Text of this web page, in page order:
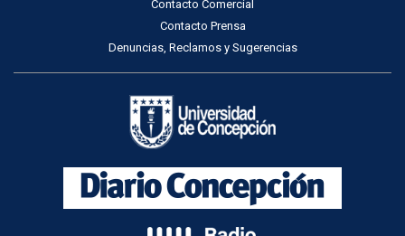
Contacto Comercial
Contacto Prensa
Denuncias, Reclamos y Sugerencias